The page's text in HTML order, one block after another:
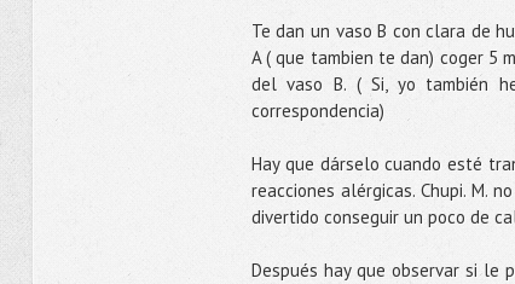
Te dan un vaso B con clara de
A ( que tambien te dan) coger 5
del vaso B. ( Si, yo también
correspondencia)
Hay que dárselo cuando esté
reacciones alérgicas. Chupi. M.
divertido conseguir un poco de
Después hay que observar si le